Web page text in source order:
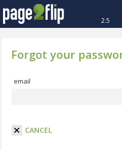
2.5
Forgot your
email
CANCEL